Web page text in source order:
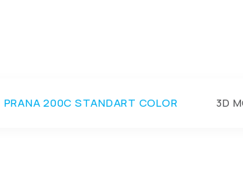
PRANA 200C STANDART COLOR 3D